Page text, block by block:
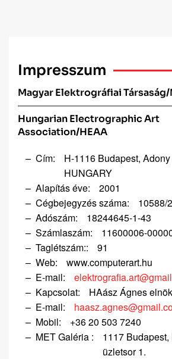
Impresszum
Magyar Elektrográfiai Társaság/
Hungarian Electrographic Art
Association/HEAA
Cím:
H-1116 Budapest,
HUNGARY
Alapítás éve:
2001
Cégbejegyzés száma:
10588/
Adószám:
18244645-1-43
Számlaszám:
11600006-
Taglétszám::
91
Web:
www.computerart.hu
E-mail:
Kapcsolat:
HAász Ágnes elnök
E-mail:
Mobil:
+36 20 503 7240
MET Galéria :
1117
üzletsor 1.